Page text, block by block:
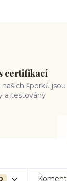
certifikací
šperků jsou
a testovány